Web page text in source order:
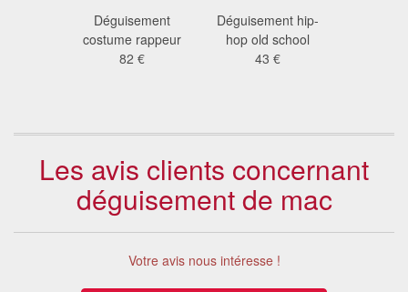
Déguisement
costume rappeur
82 €
Déguisement hip-
hop old school
43 €
Les avis clients concernant
déguisement de mac
Votre avis nous intéresse !